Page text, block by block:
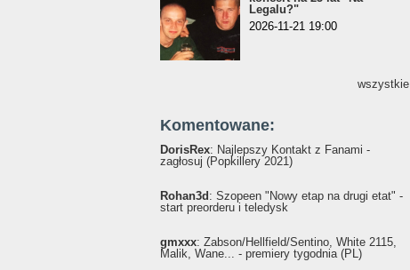
Legalu?"
2026-11-21 19:00
wszystkie
Komentowane:
DorisRex: Najlepszy Kontakt z Fanami -
zagłosuj (Popkillery 2021)
Rohan3d : Szopeen "Nowy etap na drugi etat" -
start preorderu i teledysk
gmxxx: Żabson/Hellfield/Sentino, White 2115,
Malik, Wane... - premiery tygodnia (PL)